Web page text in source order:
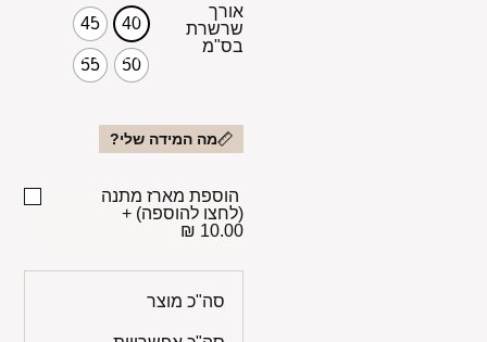
אורך
שרשרת
בס"מ
40
45
50
55
מה המידה שלי?
הוספת מארז מתנה
(לחצו להוספה) +
10.00 ₪
סה"כ מוצר